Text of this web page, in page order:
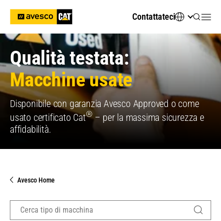
Contattateci
Qualità testata:
Macchine usate
Disponibile con garanzia Avesco Approved o come
usato certificato Cat®– per la massima sicurezza e
affidabilità.
Avesco Home